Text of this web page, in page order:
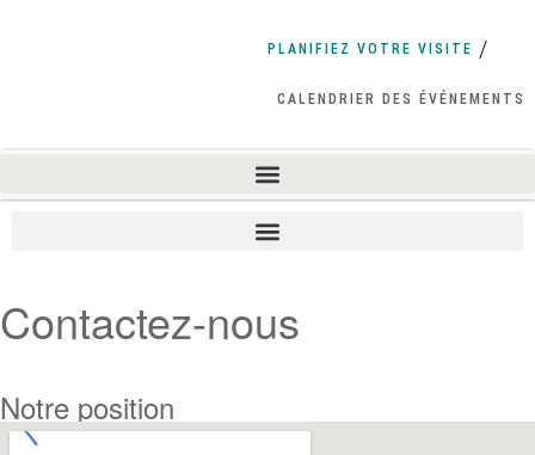
PLANIFIEZ VOTRE VISITE
CALENDRIER DES ÉVÉNEMENTS
Contactez-nous
Notre position